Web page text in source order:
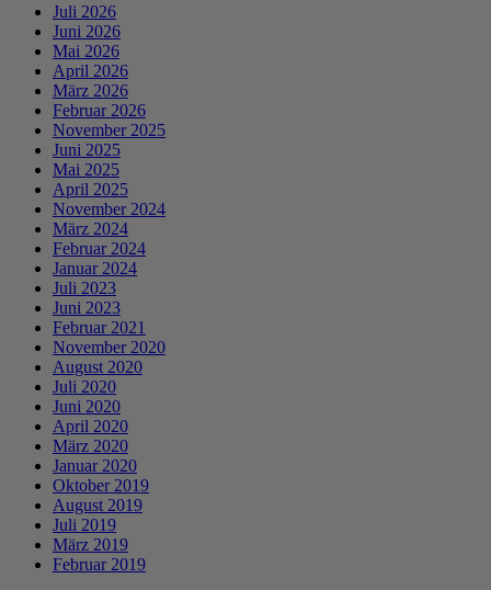
Juli 2026
Juni 2026
Mai 2026
April 2026
März 2026
Februar 2026
November 2025
Juni 2025
Mai 2025
April 2025
November 2024
März 2024
Februar 2024
Januar 2024
Juli 2023
Juni 2023
Februar 2021
November 2020
August 2020
Juli 2020
Juni 2020
April 2020
März 2020
Januar 2020
Oktober 2019
August 2019
Juli 2019
März 2019
Februar 2019